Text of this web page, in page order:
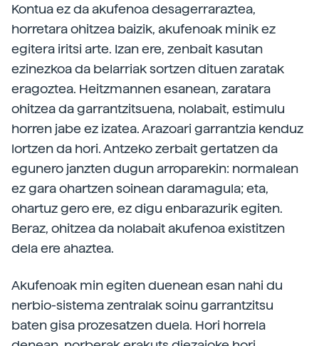
Kontua ez da akufenoa desagerraraztea,
horretara ohitzea baizik, akufenoak minik ez
egitera iritsi arte. Izan ere, zenbait kasutan
ezinezkoa da belarriak sortzen dituen zaratak
eragoztea. Heitzmannen esanean, zaratara
ohitzea da garrantzitsuena, nolabait, estimulu
horren jabe ez izatea. Arazoari garrantzia kenduz
lortzen da hori. Antzeko zerbait gertatzen da
egunero janzten dugun arroparekin: normalean
ez gara ohartzen soinean daramagula; eta,
ohartuz gero ere, ez digu enbarazurik egiten.
Beraz, ohitzea da nolabait akufenoa existitzen
dela ere ahaztea.
Akufenoak min egiten duenean esan nahi du
nerbio-sistema zentralak soinu garrantzitsu
baten gisa prozesatzen duela. Hori horrela